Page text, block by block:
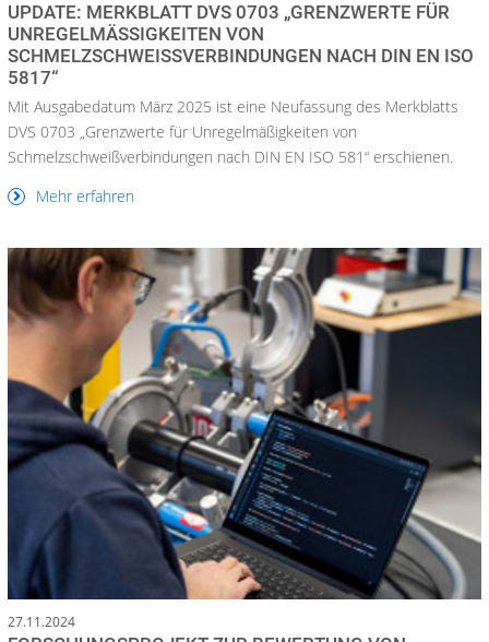
UPDATE: MERKBLATT DVS 0703 „GRENZWERTE FÜR
UNREGELMÄSSIGKEITEN VON S
CHMELZSCHWEISSVERBINDUNGEN NACH DIN EN ISO 58
17“
Mit Ausgabedatum März 2025 ist eine Neufassung des Merkblatts
DVS 0703 „Grenzwerte für Unregelmäßigkeiten von
Schmelzschweißverbindungen nach DIN EN ISO 581“ erschienen.
Mehr erfahren
27.11.2024